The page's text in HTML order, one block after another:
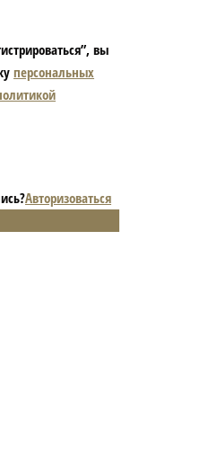
вы
персональных
Авторизоваться